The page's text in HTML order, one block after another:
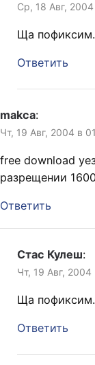
Ср, 18 Авг,
Ща пофиксим.
Ответить
makca:
Чт, 19 Авг, 2004 в
free download
разрещении
Ответить
Стас Кулеш:
Чт, 19 Авг, 2004
Ща пофиксим.
Ответить